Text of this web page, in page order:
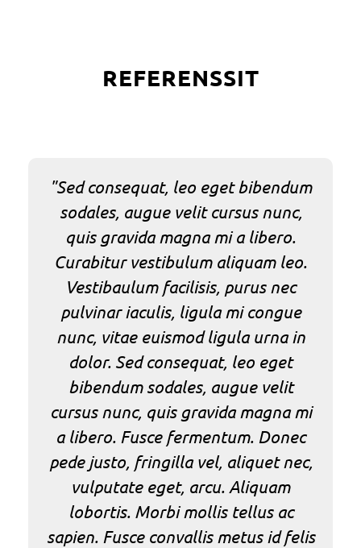
REFERENSSIT
"Sed consequat, leo eget bibendum
sodales, augue velit cursus nunc,
quis gravida magna mi a libero.
Curabitur vestibulum aliquam leo.
Vestibaulum facilisis, purus nec
pulvinar iaculis, ligula mi congue
nunc, vitae euismod ligula urna in
dolor. Sed consequat, leo eget
bibendum sodales, augue velit
cursus nunc, quis gravida magna mi
a libero. Fusce fermentum. Donec
pede justo, fringilla vel, aliquet nec,
vulputate eget, arcu. Aliquam
lobortis. Morbi mollis tellus ac
sapien. Fusce convallis metus id felis